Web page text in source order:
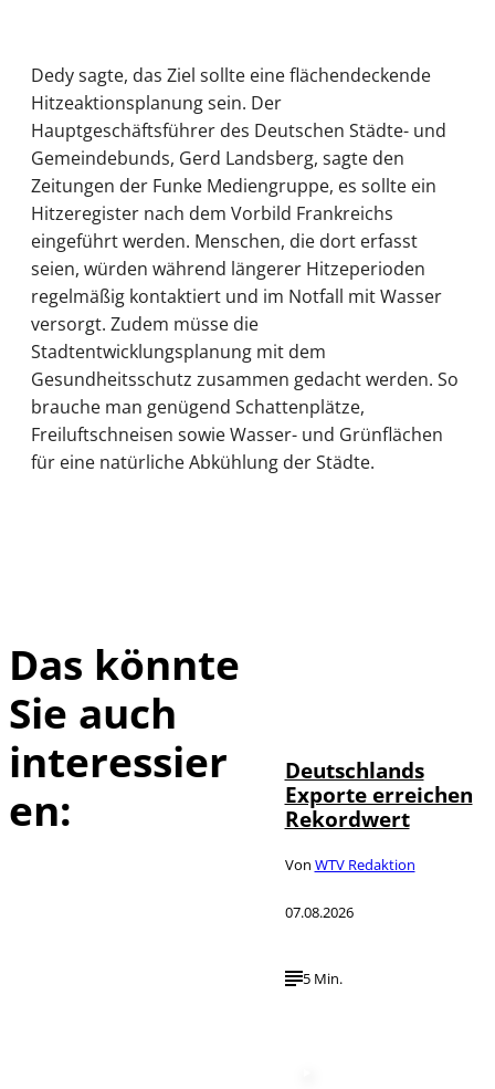
Dedy sagte, das Ziel sollte eine flächendeckende
Hitzeaktionsplanung sein. Der
Hauptgeschäftsführer des Deutschen Städte- und
Gemeindebunds, Gerd Landsberg, sagte den
Zeitungen der Funke Mediengruppe, es sollte ein
Hitzeregister nach dem Vorbild Frankreichs
eingeführt werden. Menschen, die dort erfasst
seien, würden während längerer Hitzeperioden
regelmäßig kontaktiert und im Notfall mit Wasser
versorgt. Zudem müsse die
Stadtentwicklungsplanung mit dem
Gesundheitsschutz zusammen gedacht werden. So
brauche man genügend Schattenplätze,
Freiluftschneisen sowie Wasser- und Grünflächen
für eine natürliche Abkühlung der Städte.
Das könnte
Sie auch
interessier
en:
Deutschlands
Exporte erreichen
Rekordwert
Von WTV Redaktion
07.08.2026
5 Min.